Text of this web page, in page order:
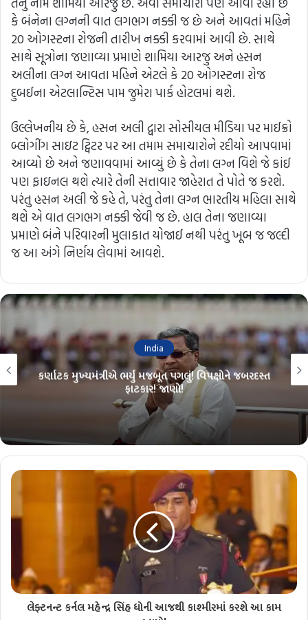
કે બંનેના લગ્નની વાત લગભગ નક્કી જ છે અને આવતાં મહિને
20 ઓગસ્ટના રોજની તારીખ નક્કી કરવામાં આવી છે. સાથે
સાથે સૂત્રોના જણાવ્યા પ્રમાણે શામિયા આરજુ અને હસન
અલીના લગ્ન આવતા મહિને એટલે કે 20 ઓગસ્ટના રોજ
દુબઈના એટલાન્ટિસ પામ જુમેરા પાર્ક હોટલમાં થશે.
ઉલ્લેખનીય છે કે, હસન અલી દ્વારા સોસીયલ મીડિયા પર માઈક્રો
બ્લોગીંગ સાઇટ ટ્વિટર પર આ તમામ સમાચારોને રદીયો આપવામાં
આવ્યો છે અને જણાવવામાં આવ્યું છે કે તેના લગ્ન વિશે જે કાંઈ
પણ ફાઇનલ થશે ત્યારે તેની સત્તાવાર જાહેરાત તે પોતે જ કરશે.
પરંતુ હસન અલી જે કહે તે, પરંતુ તેના લગ્ન ભારતીય મહિલા સાથે
થશે એ વાત લગભગ નક્કી જેવી જ છે. હાલ તેના જણાવ્યા
પ્રમાણે બંને પરિવારની મુલાકાત યોજાઈ નથી પરંતુ ખૂબ જ જલ્દી
જ આ અંગે નિર્ણય લેવામાં આવશે.
India
કર્ણાટક મુખ્યમંત્રીએ ભર્યું મજબૂત પગલું! વિપક્ષોને જબરદસ્ત
ફાટકાર! જાણો!
લેફ્ટનન્ટ કર્નલ મહેન્દ્ર સિંહ ધોની આજથી કાશ્મીરમાં કરશે આ કામ